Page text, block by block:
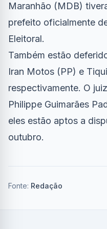
Maranhão (MDB)
prefeito oficialmente
Eleitoral.
Também estão
Iran Motos (PP) e
respectivamente. O
Philippe Guimarães
eles estão aptos a
outubro.
Fonte: Redação